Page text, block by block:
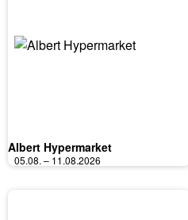
Albert Hypermarket
05.08. – 11.08.2026